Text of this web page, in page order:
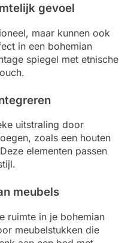
gevoel
maar kunnen ook
in een bohemian
spiegel met etnische
uitstraling door
zoals een houten
elementen passen
meubels
ruimte in je bohemian
meubelstukken die